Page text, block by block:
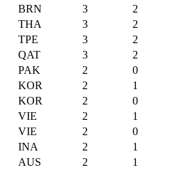
BRN 3
2
THA 3
2
TPE 3
2
QAT 3
2
PAK 2
0
KOR 2
1
KOR 2
0
VIE 2
1
VIE 2
0
INA 2
1
AUS 2
1